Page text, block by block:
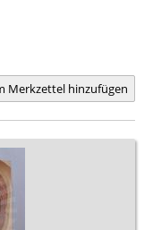
Merkzettel hinzufügen